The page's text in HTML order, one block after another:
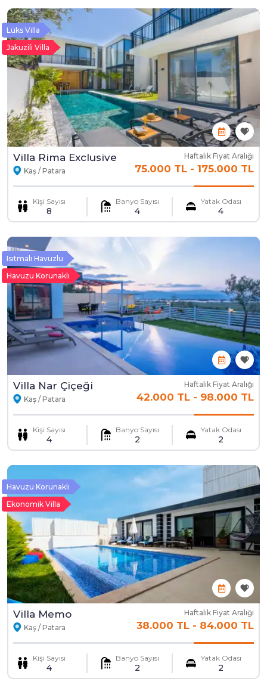
Lüks Villa
Jakuzili Villa
Villa Rima Exclusive
Kaş / Patara
Haftalık Fiyat Aralığı
75.000 TL - 175.000 TL
Kişi Sayısı
8
Banyo Sayısı
4
Yatak Odası
4
Isıtmalı Havuzlu
Havuzu Korunaklı
Villa Nar Çiçeği
Kaş / Patara
Haftalık Fiyat Aralığı
42.000 TL - 98.000 TL
Kişi Sayısı
4
Banyo Sayısı
2
Yatak Odası
2
Havuzu Korunaklı
Ekonomik Villa
Villa Memo
Kaş / Patara
Haftalık Fiyat Aralığı
38.000 TL - 84.000 TL
Kişi Sayısı
4
Banyo Sayısı
2
Yatak Odası
2